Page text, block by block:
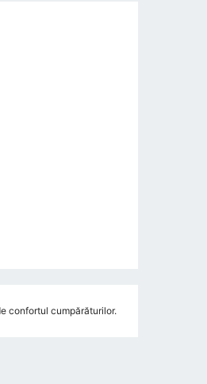
confortul cumpărăturilor.